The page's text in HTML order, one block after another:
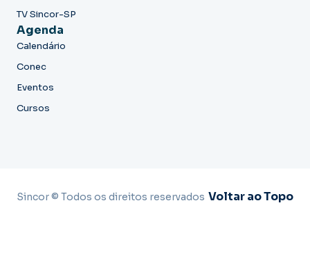
TV Sincor-SP
Agenda
Calendário
Conec
Eventos
Cursos
Sincor © Todos os direitos reservados Voltar ao Topo